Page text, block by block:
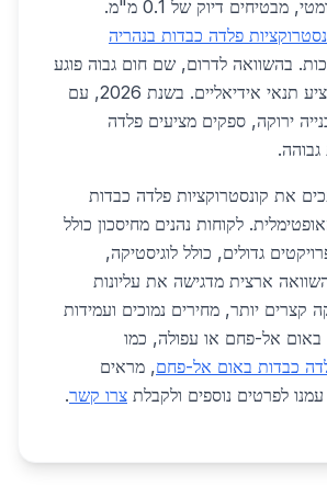
לייזר וריתוך אוטומטי, מבטיחים דיוק של 0.1 מ"מ.
פלדה כבדות בנהריה
בהשוואה לדרום, שם חום גבוה פוגע
באחסון, הצפון מציע תנאי אידיאליים. בשנת 2026, עם
ירוקה, ספקים מציעים פלדה
את קונסטרוקציות פלדה כבדות
לקוחות נהנים מחיסכון כולל
25% בפרויקטים גדולים, כולל לוגיסטיקה,
ארצית מדגישה את עליונות
קצרים יותר, מחירים נמוכים ועמידות
באום אל-פחם או עפולה, כמו
כבדות באום אל-פחם, מראים
לפרטים נוספים ולקבלת צרו קשר.